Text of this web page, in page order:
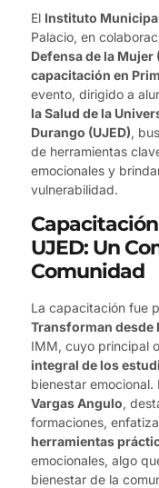
El Instituto
Palacio, en
Defensa de la Mujer
capacitación en
evento, dirigido a
la Salud de la
Durango (UJED),
de herramientas
emocionales y
vulnerabilidad.
UJED: Un
Comunidad
La capacitación fue
Transforman desde
IMM, cuyo principal
integral de los
bienestar
Vargas Angulo,
formaciones,
herramientas
emocionales, algo
bienestar de la